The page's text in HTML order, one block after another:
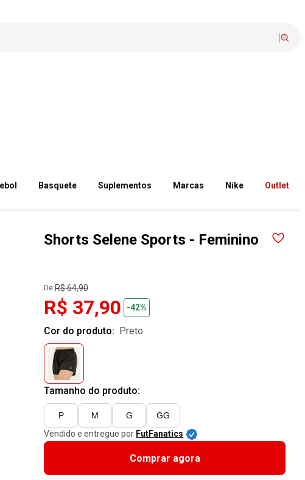
Basquete Suplementos Marcas Nike Outlet
Shorts Selene Sports - Feminino
De:R$ 64,90
R$ 37,90 -42%
Cor do produto: preto
Tamanho do produto:
P M G
GG
Vendido e entregue por FutFanatics
Comprar agora